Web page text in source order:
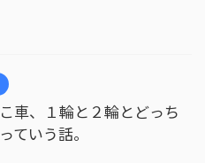
こ車、１輪と２輪とどっち
ていう話。